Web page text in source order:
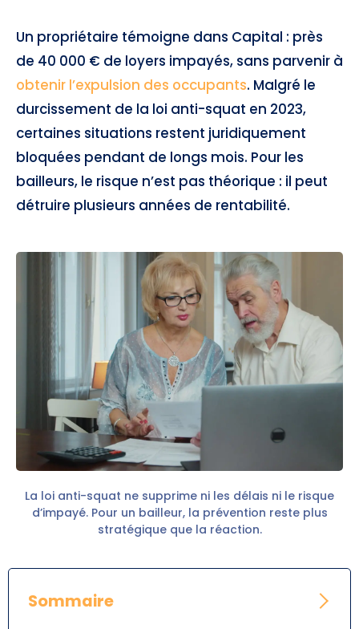
Un propriétaire témoigne dans Capital : près
de 40 000 € de loyers impayés, sans parvenir à
obtenir l’expulsion des occupants. Malgré le
durcissement de la loi anti-squat en 2023,
certaines situations restent juridiquement
bloquées pendant de longs mois. Pour les
bailleurs, le risque n’est pas théorique : il peut
détruire plusieurs années de rentabilité.
La loi anti-squat ne supprime ni les délais ni le risque
d’impayé. Pour un bailleur, la prévention reste plus
stratégique que la réaction.
Sommaire